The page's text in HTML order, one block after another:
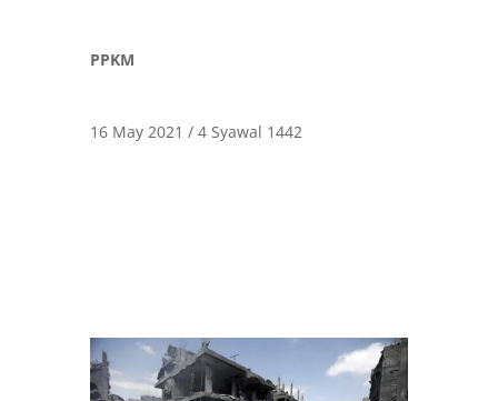
PPKM
16 May 2021 / 4 Syawal 1442